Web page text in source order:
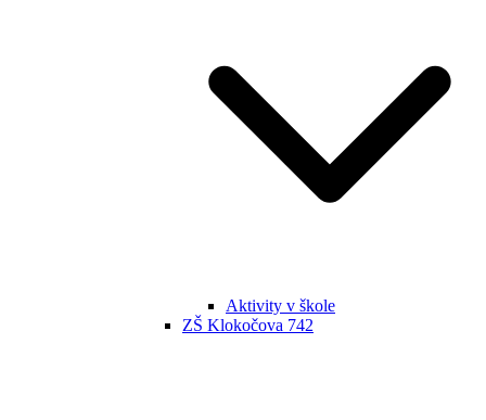
Aktivity v škole
ZŠ Klokočova 742